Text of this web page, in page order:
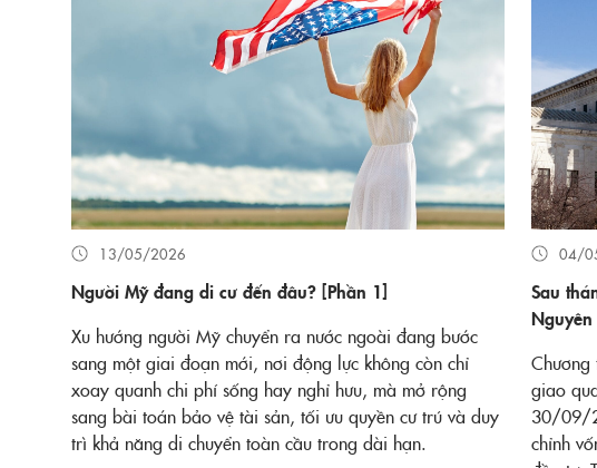
13/05/2026
Người Mỹ đang di cư đến đâu? [Phần 1]
Xu hướng người Mỹ chuyển ra nước ngoài đang bước
sang một giai đoạn mới, nơi động lực không còn chỉ
xoay quanh chi phí sống hay nghỉ hưu, mà mở rộng
sang bài toán bảo vệ tài sản, tối ưu quyền cư trú và duy
trì khả năng di chuyển toàn cầu trong dài hạn.
04/
Sau
giao
30/09/
chỉnh